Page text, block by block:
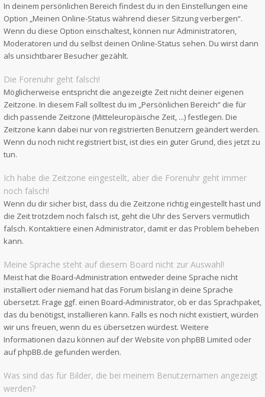
In deinem persönlichen Bereich findest du in den Einstellungen eine
Option „Meinen Online-Status während dieser Sitzung verbergen“.
Wenn du diese Option einschaltest, können nur Administratoren,
Moderatoren und du selbst deinen Online-Status sehen. Du wirst dann
als unsichtbarer Besucher gezählt.
Die Forenuhr geht falsch!
Möglicherweise entspricht die angezeigte Zeit nicht deiner eigenen
Zeitzone. In diesem Fall solltest du im „Persönlichen Bereich“ die für
dich passende Zeitzone (Mitteleuropäische Zeit, ...) festlegen. Die
Zeitzone kann dabei nur von registrierten Benutzern geändert werden.
Wenn du noch nicht registriert bist, ist dies ein guter Grund, dies jetzt zu
tun.
Ich habe die Zeitzone eingestellt, aber die Forenuhr geht immer
noch falsch!
Wenn du dir sicher bist, dass du die Zeitzone richtig eingestellt hast und
die Zeit trotzdem noch falsch ist, geht die Uhr des Servers vermutlich
falsch. Kontaktiere einen Administrator, damit er das Problem beheben
kann.
Meine Sprache steht auf diesem Board nicht zur Auswahl!
Meist hat die Board-Administration entweder deine Sprache nicht
installiert oder niemand hat das Forum bislang in deine Sprache
übersetzt. Frage ggf. einen Board-Administrator, ob er das Sprachpaket,
das du benötigst, installieren kann. Falls es noch nicht existiert, würden
wir uns freuen, wenn du es übersetzen würdest. Weitere
Informationen dazu können auf der Website von phpBB Limited oder
aufphpBB.de gefunden werden.
Was sind das für Bilder, die bei meinem Benutzernamen angezeigt
werden?